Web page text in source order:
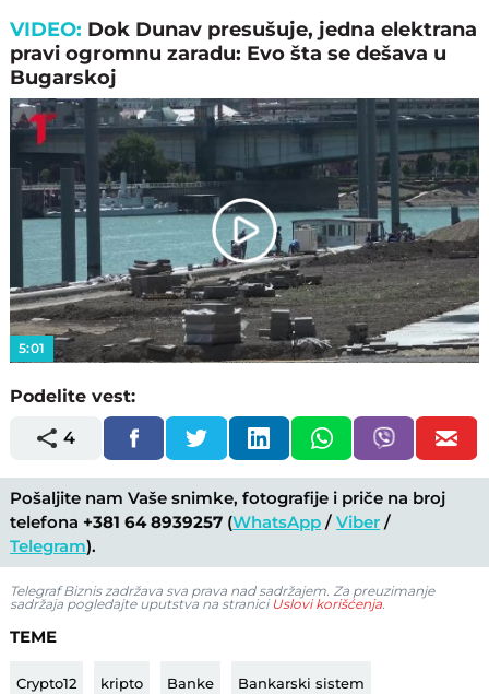
VIDEO: Dok Dunav presušuje, jedna elektrana
pravi ogromnu zaradu: Evo šta se dešava u
Bugarskoj
Play
Video
5:01
Podelite vest:
4
Pošaljite nam Vaše snimke, fotografije i priče na broj
telefona +381 64 8939257 (WhatsApp /Viber /
Telegram).
Telegraf Biznis zadržava sva prava nad sadržajem. Za preuzimanje
sadržaja pogledajte uputstva na stranici Uslovi korišćenja.
TEME
Crypto12 kripto Banke Bankarski sistem